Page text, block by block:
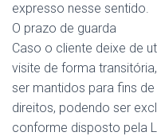
expresso nesse sentido.
O prazo de guarda
Caso o cliente deixe de
visite de forma
ser mantidos para fins
direitos, podendo ser
conforme disposto pela